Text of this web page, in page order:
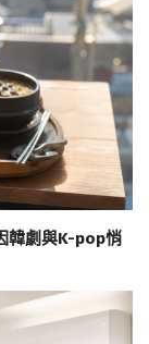
韓劇與K-pop悄